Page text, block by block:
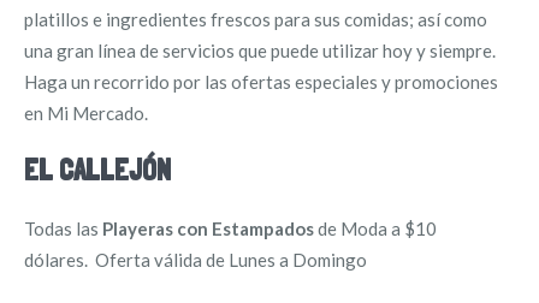
platillos e ingredientes frescos para sus comidas; así como
una gran línea de servicios que puede utilizar hoy y siempre.
Haga un recorrido por las ofertas especiales y promociones
en Mi Mercado.
EL CALLEJÓN
Todas las Playeras con Estampadosde Moda a $10
dólares. Oferta válida de Lunes a Domingo